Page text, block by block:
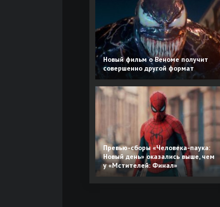
Новый фильм о Веноме получит
совершенно другой формат
Превью-сборы «Человека-паука:
Новый день» оказались выше, чем
у «Мстителей: Финал»